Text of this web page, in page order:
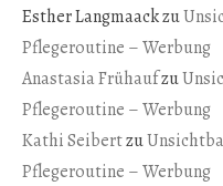
Esther Langmaackzu
Pflegeroutine – Werbung
Anastasia Frühaufzu
Pflegeroutine – Werbung
Kathi Seibertzu
Pflegeroutine – Werbung